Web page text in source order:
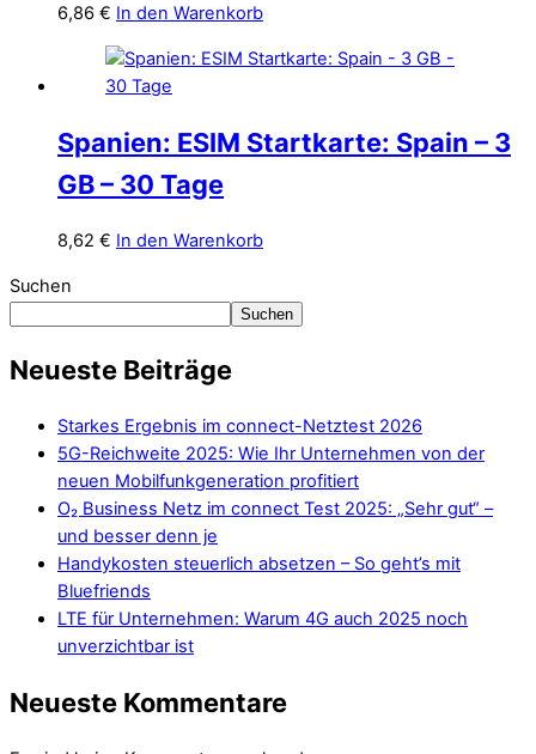
6,86 € In den Warenkorb
Spanien: ESIM Startkarte: Spain – 3
GB – 30 Tage
8,62 € In den Warenkorb
Suchen
Suchen
Neueste Beiträge
Starkes Ergebnis im connect-Netztest 2026
5G-Reichweite 2025: Wie Ihr Unternehmen von der
neuen Mobilfunkgeneration profitiert
O₂ Business Netz im connect Test 2025: „Sehr gut“ –
und besser denn je
Handykosten steuerlich absetzen – So geht’s mit
Bluefriends
LTE für Unternehmen: Warum 4G auch 2025 noch
unverzichtbar ist
Neueste Kommentare